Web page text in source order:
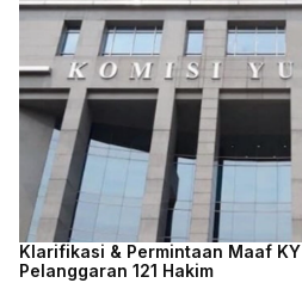
Klarifikasi & Permintaan Maaf
Pelanggaran 121 Hakim